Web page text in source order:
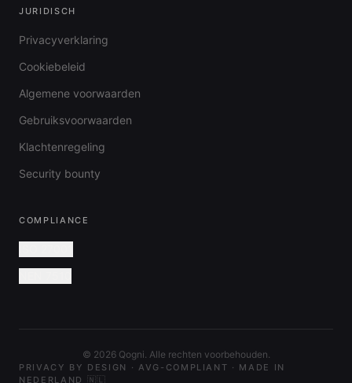
JURIDISCH
Privacyverklaring
Cookiebeleid
Algemene voorwaarden
Gebruiksvoorwaarden
Klachtenregeling
Security bounty
COMPLIANCE
© 2026Qogni. Alle rechten voorbehouden.
PRIVACY BY DESIGN · AVG-COMPLIANT · MADE IN
NEDERLAND 🇳🇱